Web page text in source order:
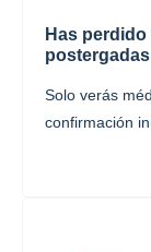
Has
postergadas
Solo verás
confirmación